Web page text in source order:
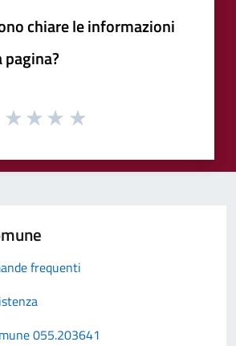
chiare le informazioni
pagina?
frequenti
055.203641